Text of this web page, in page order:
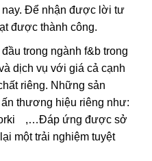
nay. Để nhận được lời tư
được thành công.
trong ngành f&b trong
dịch vụ với giá cả cạnh
riêng. Những sản
thương hiệu riêng như:
,…Đáp ứng được sở
một trải nghiệm tuyệt